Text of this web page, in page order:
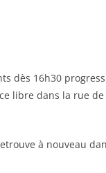
dès 16h30
libre dans la rue
à nouveau